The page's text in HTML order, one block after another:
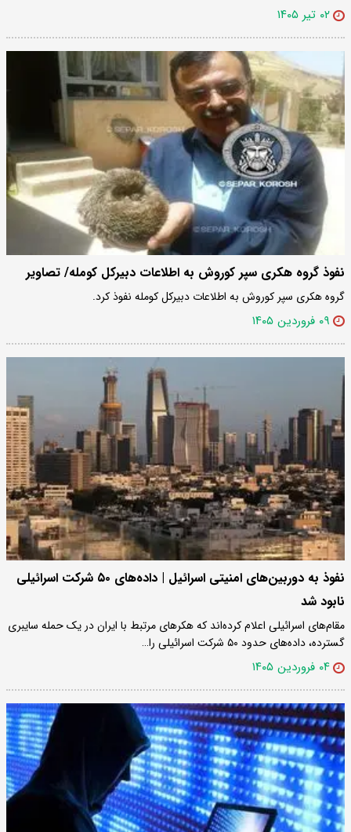
۰۲ تیر ۱۴۰۵
نفوذ گروه هکری سپر کوروش به اطلاعات دبیرکل کومله/ تصاویر
گروه هکری سپر کوروش به اطلاعات دبیرکل کومله نفوذ کرد.
۰۹ فروردین ۱۴۰۵
نفوذ به دوربین‌های امنیتی اسرائیل | داده‌های ۵۰ شرکت اسرائیلی
نابود شد
مقام‌های اسرائیلی اعلام کرده‌اند که هکرهای مرتبط با ایران در یک حمله سایبری
گسترده، داده‌های حدود ۵۰ شرکت اسرائیلی را…
۰۴ فروردین ۱۴۰۵